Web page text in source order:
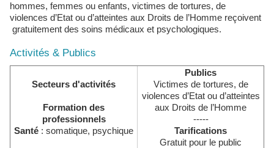
hommes, femmes ou enfants, victimes de tortures, de
violences d’Etat ou d’atteintes aux Droits de l’Homme reçoivent
gratuitement des soins médicaux et psychologiques.
Activités & Publics
Secteurs d'activités
Formation des
professionnels
Santé : somatique, psychique
Publics
Victimes de tortures, de
violences d’Etat ou d’atteintes
aux Droits de l’Homme
-----
Tarifications
Gratuit pour le public